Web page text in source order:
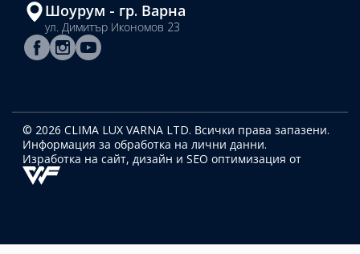
Шоурум - гр. Варна
ул. Димитър Икономов 23
© 2026 CLIMA LUX VARNA LTD. Всички права запазени.
Информация за обработка на лични данни.
Изработка на сайт, дизайн и SEO оптимизация от